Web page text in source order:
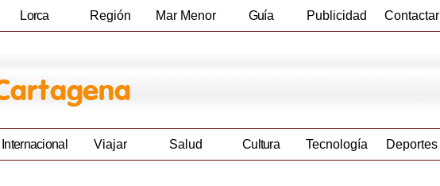
Lorca Región Mar Menor Guía Publicidad Contactar
Internacional Viajar Salud Cultura Tecnología Deportes